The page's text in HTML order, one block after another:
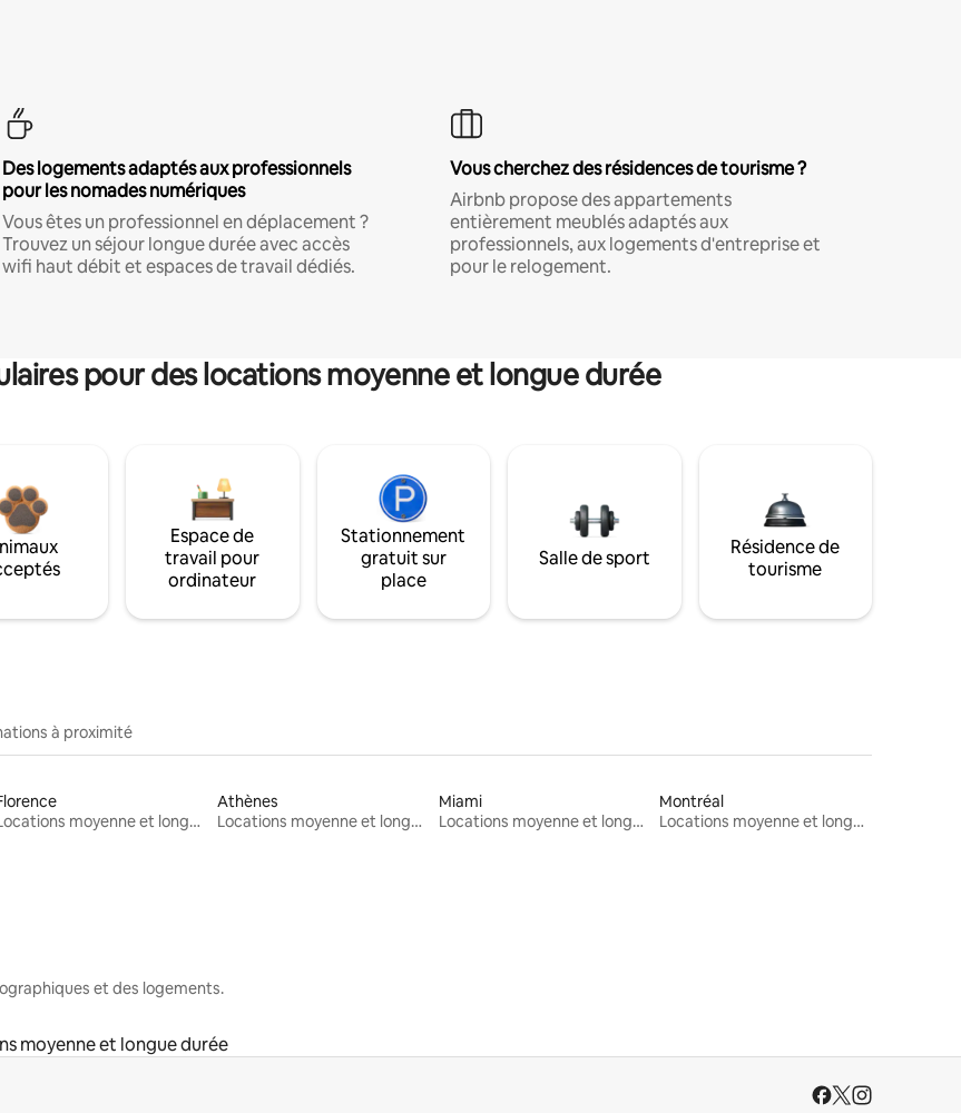
Des logements adaptés aux professionnels
pour les nomades numériques
Vous êtes un professionnel en déplacement ?
Trouvez un séjour longue durée avec accès
wifi haut débit et espaces de travail dédiés.
Vous cherchez des résidences de tourisme ?
Airbnb propose des appartements
entièrement meublés adaptés aux
professionnels, aux logements d'entreprise et
pour le relogement.
pour des locations moyenne et longue durée
Espace de
travail pour
ordinateur
Stationnement
gratuit sur
place
Salle de sport
Résidence de
tourisme
à proximité
Locations moyenne et longue durée
Athènes
Locations moyenne et longue durée
Miami
Locations moyenne et longue durée
Montréal
Locations moyenne et longue durée
et des logements.
moyenne et longue durée